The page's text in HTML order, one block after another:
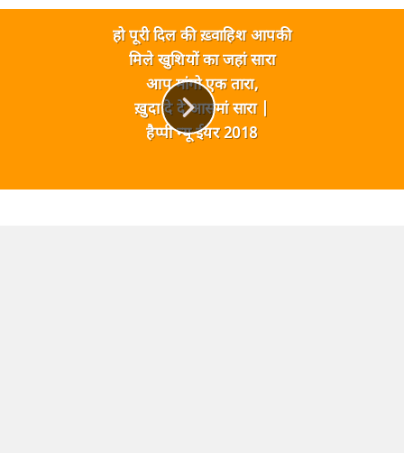
हो पूरी दिल की ख़्वाहिश आपकी
मिले खुशियों का जहां सारा
आप मांगो एक तारा,
ख़ुदा दे दे आसमां सारा |
हैप्पी न्यू ईयर 2018